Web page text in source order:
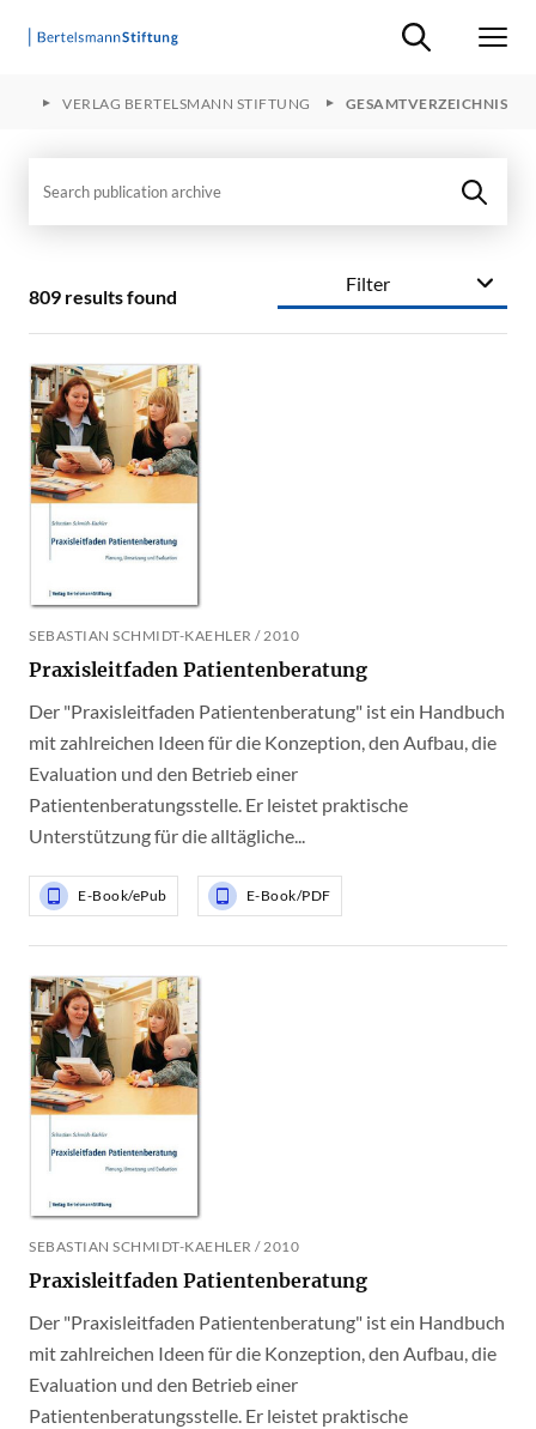
Suche ein-/
VERLAG BERTELSMANN STIFTUNG GESAMTVERZEICHNIS
Filter
809 results found
SEBASTIAN SCHMIDT-KAEHLER / 2010
Praxisleitfaden Patientenberatung
Der "Praxisleitfaden Patientenberatung" ist ein Handbuch
mit zahlreichen Ideen für die Konzeption, den Aufbau, die
Evaluation und den Betrieb einer
Patientenberatungsstelle. Er leistet praktische
Unterstützung für die alltägliche...
E-Book/ePub E-Book/PDF
SEBASTIAN SCHMIDT-KAEHLER / 2010
Praxisleitfaden Patientenberatung
Der "Praxisleitfaden Patientenberatung" ist ein Handbuch
mit zahlreichen Ideen für die Konzeption, den Aufbau, die
Evaluation und den Betrieb einer
Patientenberatungsstelle. Er leistet praktische